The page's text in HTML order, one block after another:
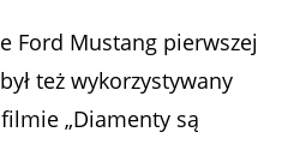
Ford Mustang pierwszej
też wykorzystywany
„Diamenty są